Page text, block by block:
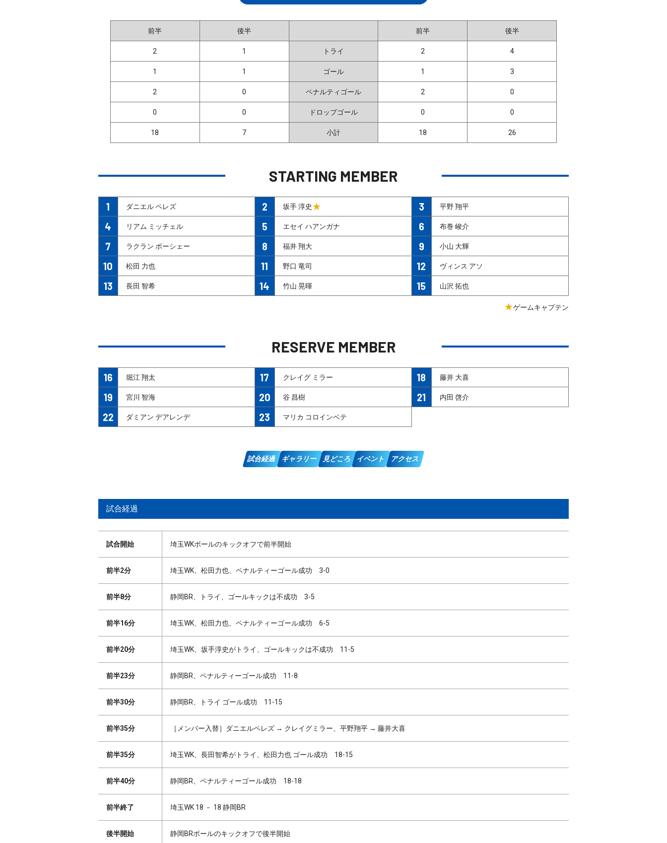
前半 後半 前半 後半
2 1 トライ 2 4
1 1 ゴール 1 3
2 0 ペナルティゴール 2 0
0 0 ドロップゴール 0 0
18 7 小計 18 26
STARTING MEMBER
1 ダニエル ペレズ 2 坂手 淳史★ 3 平野 翔平
4 リアム ミッチェル 5 エセイ ハアンガナ 6 布巻 峻介
7 ラクラン ボーシェー 8 福井 翔大 9 小山 大輝
10 松田 力也 11 野口 竜司 12 ヴィンス アソ
13 長田 智希 14 竹山 晃暉 15 山沢 拓也
★ゲームキャプテン
RESERVE MEMBER
16 堀江 翔太 17 クレイグ ミラー 18 藤井 大喜
19 宮川 智海 20 谷 昌樹 21 内田 啓介
22 ダミアン デアレンデ 23 マリカ コロインベテ
試合経過 ギャラリー 見どころ イベント アクセス
試合経過
試合開始 埼玉WKボールのキックオフで前半開始
前半2分 埼玉WK、松田力也、ペナルティーゴール成功 3-0
前半8分 静岡BR、トライ、ゴールキックは不成功 3-5
前半16分 埼玉WK、松田力也、ペナルティーゴール成功 6-5
前半20分 埼玉WK、坂手淳史がトライ、ゴールキックは不成功 11-5
前半23分 静岡BR、ペナルティーゴール成功 11-8
前半30分 静岡BR、トライ ゴール成功 11-15
前半35分 ［メンバー入替］ダニエルペレズ → クレイグミラー、平野翔平 → 藤井大喜
前半35分 埼玉WK、長田智希がトライ、松田力也 ゴール成功 18-15
前半40分 静岡BR、ペナルティーゴール成功 18-18
前半終了 埼玉WK 18 － 18 静岡BR
後半開始 静岡BRボールのキックオフで後半開始